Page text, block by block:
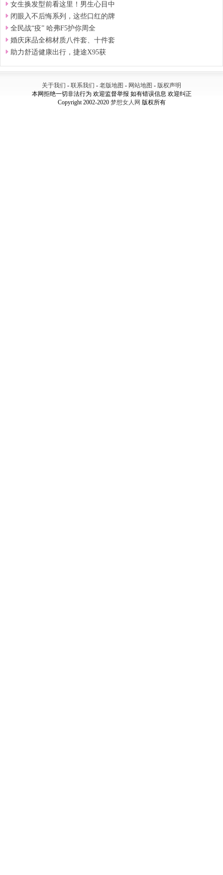
女生换发型前看这里！男生心目中
闭眼入不后悔系列，这些口红的牌
全民战“疫” 哈弗F5护你周全
婚庆床品全棉材质八件套、十件套
助力舒适健康出行，捷途X95获
关于我们 - 联系我们 - 老版地图 - 网站地图 - 版权声明
本网拒绝一切非法行为 欢迎监督举报 如有错误信息 欢迎纠正
Copyright 2002-2020 梦想女人网 版权所有